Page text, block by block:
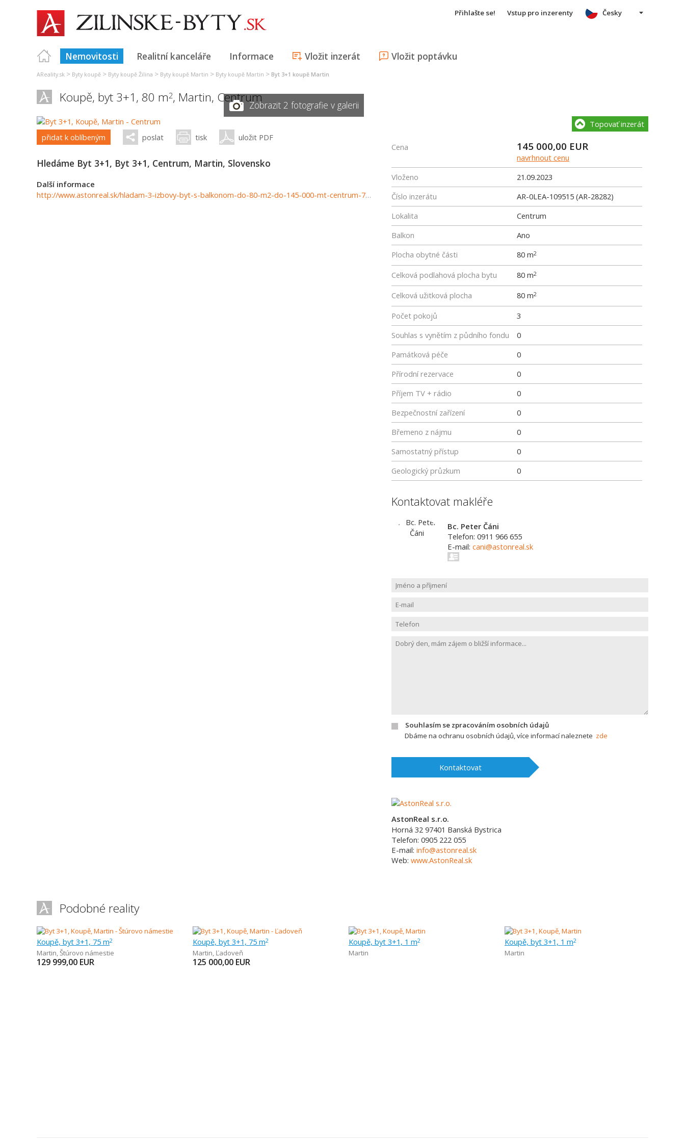
Přihlašte se! Vstup pro inzerenty
Nemovitosti Realitní kanceláře Informace Vložit inzerát Vložit poptávku
Česky
AReality.sk > Byty koupě > Byty koupě Žilina > Byty koupě Martin > Byty koupě Martin > Byt 3+1 koupě Martin
Koupě, byt 3+1, 80 m2, Martin, CentrumZobrazit 2 fotografie v galerii
přidat k oblíbeným poslat tisk uložit PDF
Hledáme Byt 3+1, Byt 3+1, Centrum, Martin, Slovensko
Další informace
http://www.astonreal.sk/hladam-3-izbovy-byt-s-balkonom-do-80-m2-do-145-000-mt-centrum-762521
Topovať inzerát
Cena 145 000,00 EUR
navrhnout cenu
Vloženo
21.09.2023
Číslo inzerátu
AR-0LEA-109515 (AR-28282)
Lokalita
Centrum
Balkon
Ano
Plocha obytné části
80 m2
Celková podlahová plocha bytu 80 m2
Celková užitková plocha 80 m2
Počet pokojů
3
Souhlas s vynětím z půdního fondu
0
Památková péče
0
Přírodní rezervace
0
Příjem TV + rádio
0
Bezpečnostní zařízení
0
Břemeno z nájmu
0
Samostatný přístup
0
Geologický průzkum
0
Kontaktovat makléře
Bc. Peter Čáni
Telefon: 0911 966 655
E-mail: cani@astonreal.sk
Souhlasím se zpracováním osobních údajů
Dbáme na ochranu osobních údajů, více informací naleznete zde
Kontaktovat
AstonReal s.r.o.
Horná 32 97401 Banská Bystrica
Telefon: 0905 222 055
E-mail: info@astonreal.sk
Web: www.AstonReal.sk
Podobné reality
Koupě, byt 3+1, 75 m2
Martin,Štúrovo námestie
129 999,00 EUR
Koupě, byt 3+1, 75 m2
Martin, Ľadoveň
125 000,00 EUR
Koupě, byt 3+1, 1 m2
Martin
Koupě, byt 3+1, 1 m2
Martin